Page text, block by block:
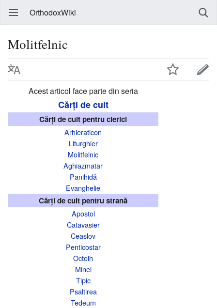
OrthodoxWiki
Molitfelnic
Acest articol face parte din seria
Cărți de cult
Cărți de cult pentru clerici
Arhieraticon
Liturghier
Molitfelnic
Aghiazmatar
Panihidă
Evanghelie
Cărți de cult pentru strană
Apostol
Catavasier
Ceaslov
Penticostar
Octoih
Minei
Tipic
Psaltirea
Tedeum